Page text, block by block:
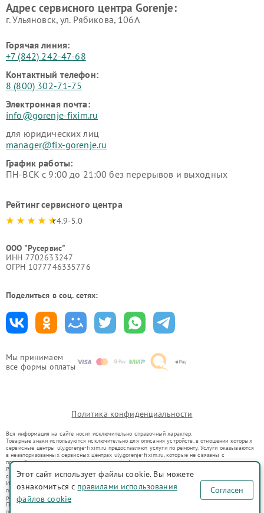
Мы принимаем
все формы оплаты
Адрес сервисного центра Gorenje:
г. Ульяновск, ул. Рябикова, 106А
Горячая линия:
+7 (842) 242-47-68
Контактный телефон:
8 (800) 302-71-75
Электронная почта:
info@gorenje-fixim.ru
для юридических лиц
manager@fix-gorenje.ru
График работы:
ПН-ВСК с 9:00 до 21:00 без перерывов и выходных
Рейтинг сервисного центра
4.9-5.0
ООО "Русервис"
ИНН 7702633247
ОГРН 1077746335776
Поделиться в соц. сетях:
Политика конфиденциальности
Вся информация на сайте носит исключительно справочный характер.
Товарные знаки используются исключительно для описания устройств, в отношении которых
сервисные центры uly.gorenje-fixim.ru предоставляют услуги по ремонту. Услуги оказываются
в неавторизованных сервисных центрах uly.gorenje-fixim.ru, которые не связаны с
правообладателями товарных знаков или их официальными представителями.
Ремонт осуществляется для устройств, уже введенных в гражданский оборот в соответствии
со статьей 1487 ГК РФ.
Использование товарных знаков не преследует цели индивидуализации услуг или введения
потребителей в заблуждение, а служит для информирования о предоставляемых услугах по
ремонту техники указанных брендов.
Представленная на сайте информация не является публичной офертой, определяемой
Этот сайт использует файлы cookie. Вы можете
ознакомиться с правилами использования
файлов cookie
Согласен